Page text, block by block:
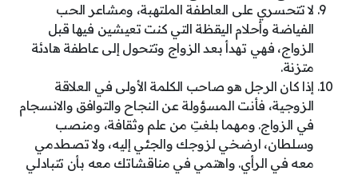
لا تتحسري على العاطفة الملتهبة، ومشاعر الحب
الفياضة وأحلام اليقظة التي كنت تعيشين فيها قبل
الزواج، فهي تهدأ بعد الزواج وتتحول إلى عاطفة هادئة
متزنة.
إذا كان الرجل هو صاحب الكلمة الأولى في العلاقة
الزوجية، فأنت المسؤولة عن النجاح والتوافق والانسجام
في الزواج. ومهما بلغتِ من علم وثقافة، ومنصب
وسلطان، ارضخي لزوجك والجئي إليه، ولا تصطدمي
معه في الرأي. واهتمي في مناقشاتك معه بأن تتبادلي